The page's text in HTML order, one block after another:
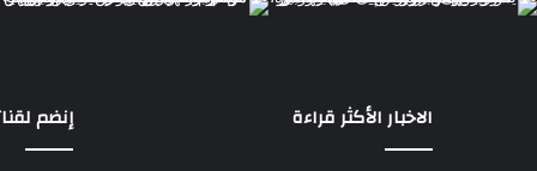
الاخبار الأكثر قراءة إنضم